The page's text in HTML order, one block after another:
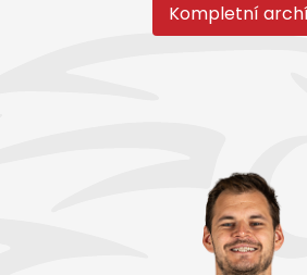
Kompletní